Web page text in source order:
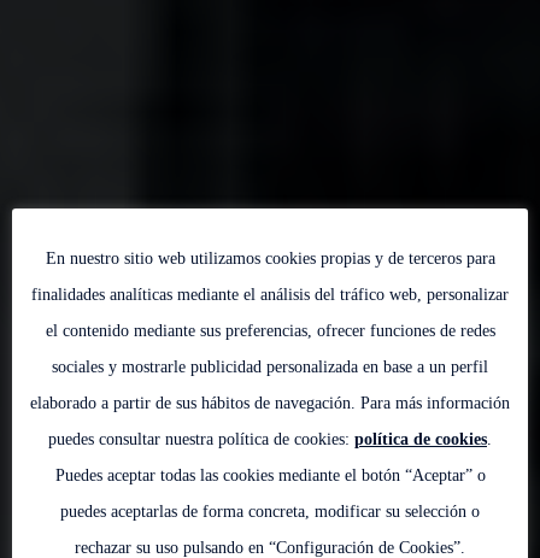
EXPERTOS EN DESARROLLO DE NEGOCIO
En nuestro sitio web utilizamos cookies propias y de terceros para
finalidades analíticas mediante el análisis del tráfico web, personalizar
el contenido mediante sus preferencias, ofrecer funciones de redes
sociales y mostrarle publicidad personalizada en base a un perfil
elaborado a partir de sus hábitos de navegación. Para más información
puedes consultar nuestra política de cookies: política de cookies
Puedes aceptar todas las cookies mediante el botón “Aceptar” o
puedes aceptarlas de forma concreta, modificar su selección o
rechazar su uso pulsando en “Configuración de Cookies”.